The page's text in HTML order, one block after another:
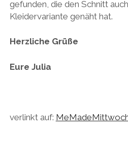
gefunden, die den Schnitt
Kleidervariante genäht hat.
Herzliche Grüße
Eure Julia
verlinkt auf: